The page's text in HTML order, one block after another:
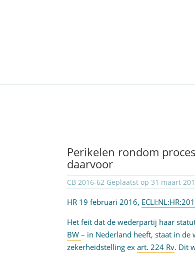
Perikelen rondom
daarvoor
CB 2016-62 Geplaatst op 31 maart
HR 19 februari 2016,
Het feit dat de wederpartij haar
BW– in Nederland heeft, staat in
zekerheidstelling exart. 224 Rv. Dit